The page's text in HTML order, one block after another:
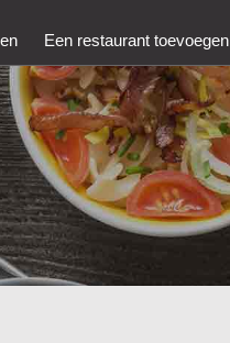
Een restaurant toevoegen